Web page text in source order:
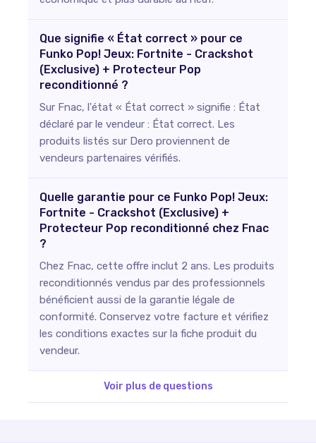
Que signifie « État correct » pour ce
Funko Pop! Jeux: Fortnite - Crackshot
(Exclusive) + Protecteur Pop
reconditionné ?
Sur Fnac, l'état « État correct » signifie : État
déclaré par le vendeur : État correct. Les
produits listés sur Dero proviennent de
vendeurs partenaires vérifiés.
Quelle garantie pour ce Funko Pop! Jeux:
Fortnite - Crackshot (Exclusive) +
Protecteur Pop reconditionné chez Fnac
?
Chez Fnac, cette offre inclut 2 ans. Les produits
reconditionnés vendus par des professionnels
bénéficient aussi de la garantie légale de
conformité. Conservez votre facture et vérifiez
les conditions exactes sur la fiche produit du
vendeur.
Voir plus de questions